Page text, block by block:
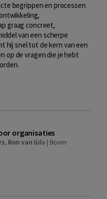
begrippen en processen
graag concreet,
van een scherpe
hij snel tot de kern van een
op de vragen die je hebt
organisaties
, Ron van Gils | Boom